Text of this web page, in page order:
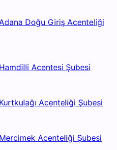
Doğu Giriş Acenteliği
Acentesi Şubesi
Acenteliği Şubesi
Acenteliği Şubesi